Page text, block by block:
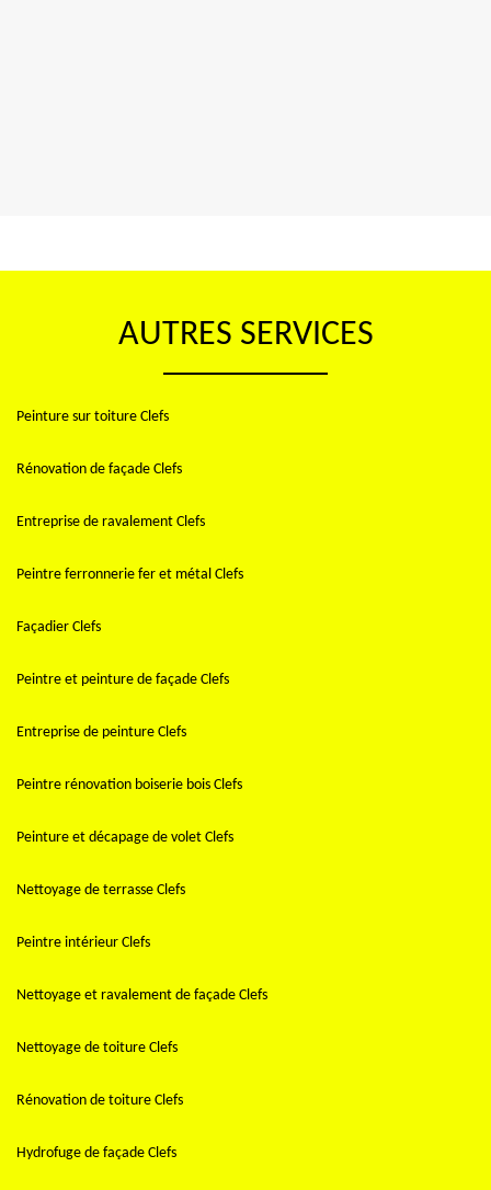
AUTRES SERVICES
Peinture sur toiture Clefs
Rénovation de façade Clefs
Entreprise de ravalement Clefs
Peintre ferronnerie fer et métal Clefs
Façadier Clefs
Peintre et peinture de façade Clefs
Entreprise de peinture Clefs
Peintre rénovation boiserie bois Clefs
Peinture et décapage de volet Clefs
Nettoyage de terrasse Clefs
Peintre intérieur Clefs
Nettoyage et ravalement de façade Clefs
Nettoyage de toiture Clefs
Rénovation de toiture Clefs
Hydrofuge de façade Clefs